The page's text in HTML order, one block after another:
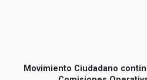
Movimiento Ciudadano